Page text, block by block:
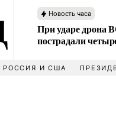
Новость часа
При ударе дрона
пострадали
РОССИЯ И США